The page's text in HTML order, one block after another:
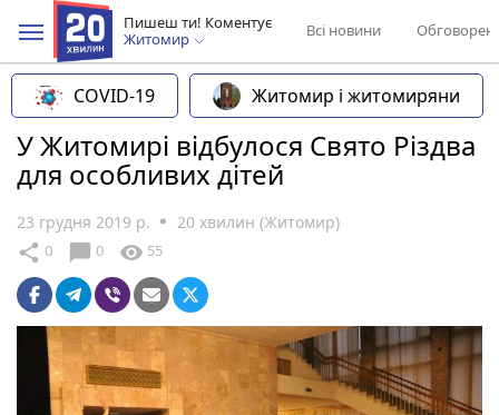
Пишеш ти! Коментує
Житомир
Всі новини
COVID-19 Житомир і житомиряни
У Житомирі відбулося Свято Різдва
для особливих дітей
23 грудня 2019 р. 20 хвилин (Житомир)
share 0 chat_bubble 0 visibility 55